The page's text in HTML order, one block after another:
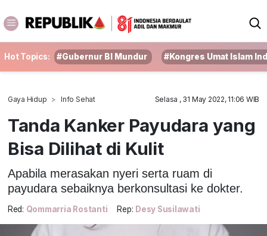
Hot Topics: #Gubernur BI Mundur #Kongres Umat Islam
Gaya Hidup Info Sehat Selasa , 31 May 2022, 11:06 WIB
Tanda Kanker Payudara yang
Bisa Dilihat di Kulit
Apabila merasakan nyeri serta ruam di
payudara sebaiknya berkonsultasi ke dokter.
Red: Qommarria Rostanti Rep: Desy Susilawati